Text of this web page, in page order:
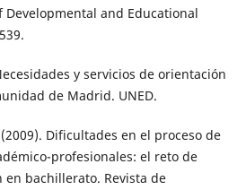
and Educational
y servicios de orientación
de Madrid. UNED.
Dificultades en el proceso de
profesionales: el reto de
bachillerato. Revista de